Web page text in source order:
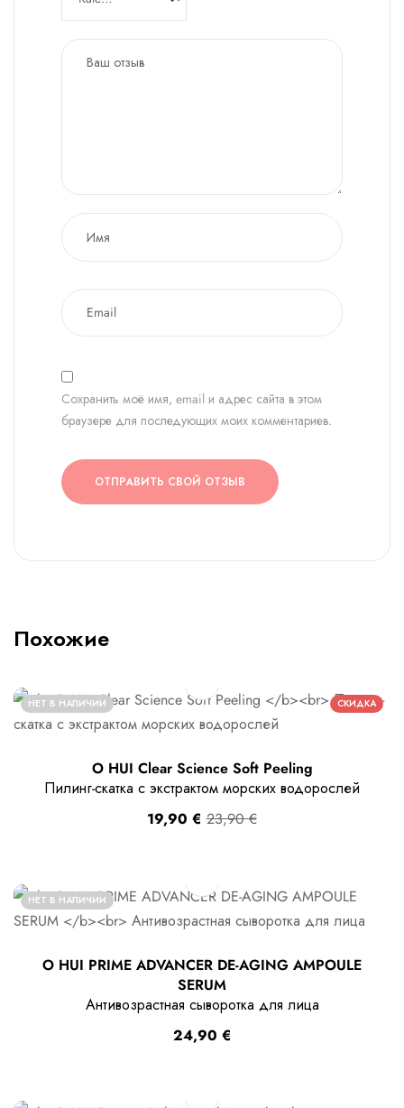
Сохранить моё имя, email и адрес сайта в этом
браузере для последующих моих комментариев.
ОТПРАВИТЬ СВОЙ ОТЗЫВ
Похожие
НЕТ В НАЛИЧИИ СКИДКА
O HUI Clear Science Soft Peeling
Пилинг-скатка с экстрактом морских водорослей
23,90€
19,90€
НЕТ В НАЛИЧИИ
O HUI PRIME ADVANCER DE-AGING AMPOULE
SERUM
Антивозрастная сыворотка для лица
24,90 €